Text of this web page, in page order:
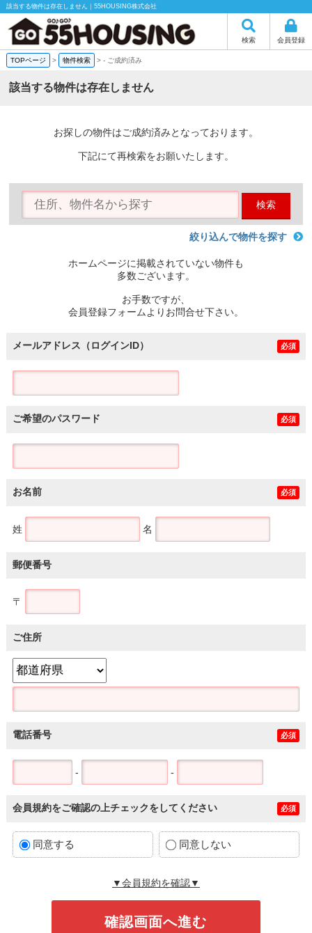
該当する物件は存在しません｜55HOUSING株式会社
検索 会員登録
TOPページ > 物件検索 >- ご成約済み
該当する物件は存在しません
お探しの物件はご成約済みとなっております。
下記にて再検索をお願いたします。
検索
絞り込んで物件を探す
ホームページに掲載されていない物件も
多数ございます。
お手数ですが、
会員登録フォームよりお問合せ下さい。
メールアドレス（ログインID） 必須
ご希望のパスワード 必須
お名前 必須
姓 名
郵便番号
〒
ご住所
電話番号 必須
- -
会員規約をご確認の上チェックをしてください 必須
同意する 同意しない
▼会員規約を確認▼